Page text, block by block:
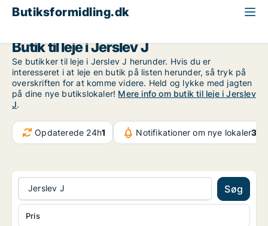
Butiksformidling.dk
Butik til leje i Jerslev J
Se butikker til leje i Jerslev J herunder. Hvis du er
interesseret i at leje en butik på listen herunder, så tryk på
overskriften for at komme videre. Held og lykke med jagten
på dine nye butikslokaler! Mere info om butik til leje i Jerslev
J.
Opdaterede 24h1 Notifikationer om nye lokaler
Jerslev J Søg
Pris